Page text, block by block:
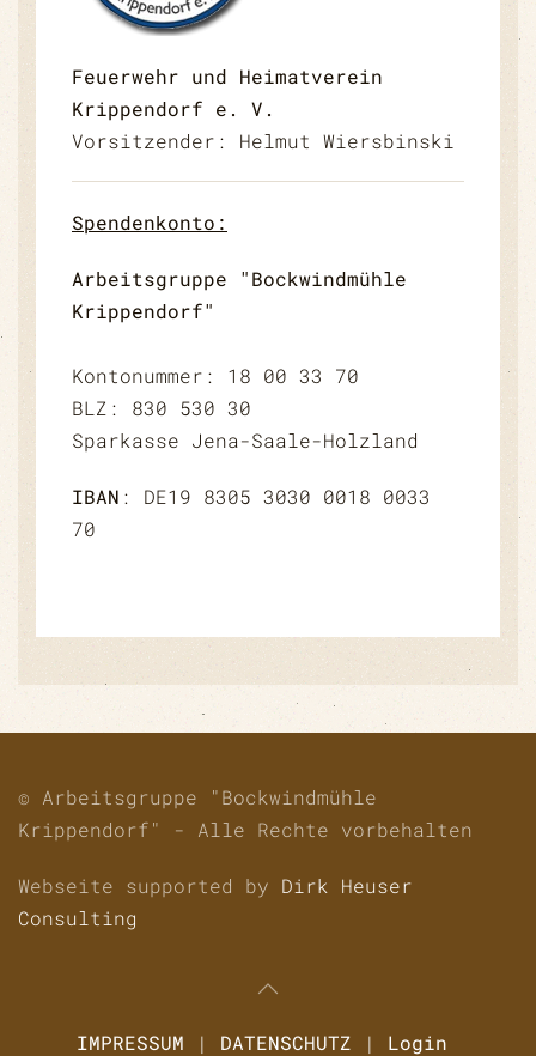
Feuerwehr und Heimatverein
Krippendorf e. V.
Vorsitzender: Helmut Wiersbinski
Spendenkonto:
Arbeitsgruppe "Bockwindmühle
Krippendorf"
Kontonummer: 18 00 33 70
BLZ: 830 530 30
Sparkasse Jena-Saale-Holzland
IBAN : DE19 8305 3030 0018 0033
70
© Arbeitsgruppe "Bockwindmühle
Krippendorf" - Alle Rechte vorbehalten
Webseite supported by Dirk Heuser
Consulting
IMPRESSUM | DATENSCHUTZ | Login